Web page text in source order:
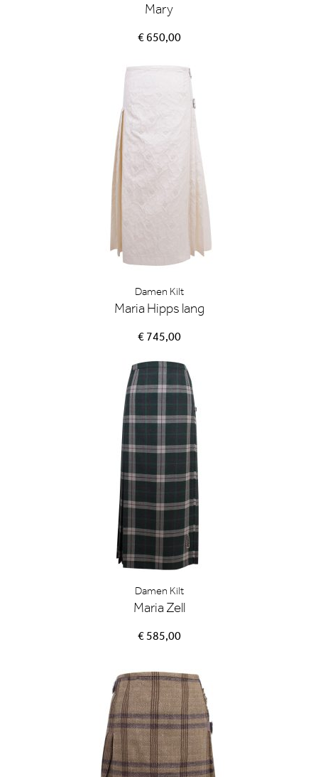
Mary
€ 650,00
Damen Kilt
Maria Hipps lang
€ 745,00
Damen Kilt
Maria Zell
€ 585,00